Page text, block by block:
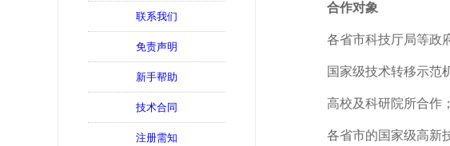
联系我们
免责声明
新手帮助
技术合同
注册需知
合作对象
各省市科技厅局等政
国家级技术转移示范
高校及科研院所合作；
各省市的国家级高新